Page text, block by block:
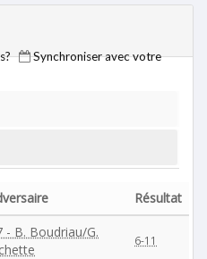
Synchroniser avec votre
Résultat
- B. Boudriau/G.
6-11